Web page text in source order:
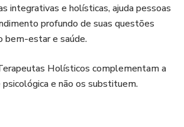
integrativas e holísticas, ajuda pessoas
profundo de suas questões
bem-estar e saúde.
Holísticos complementam a
psicológica e não os substituem.